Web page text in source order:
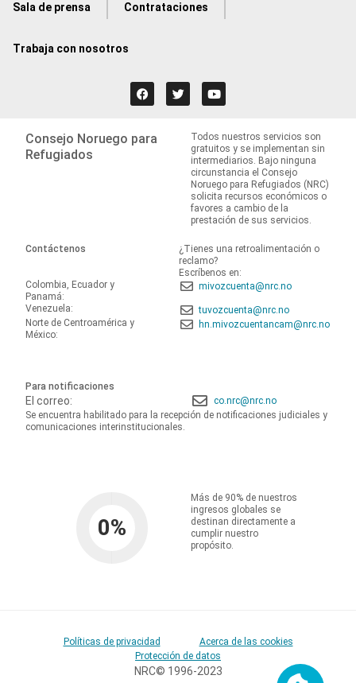
Sala de prensa Contrataciones
Trabaja con nosotros
Consejo Noruego para
Refugiados
Todos nuestros servicios son
gratuitos y se implementan sin
intermediarios. Bajo ninguna
circunstancia el Consejo
Noruego para Refugiados (NRC)
solicita recursos económicos o
favores a cambio de la
prestación de sus servicios.
Contáctenos
¿Tienes una retroalimentación o
reclamo?
Escríbenos en:
Colombia, Ecuador y
Panamá:
mivozcuenta@nrc.no
Venezuela:
tuvozcuenta@nrc.no
Norte de Centroamérica y
México:
hn.mivozcuentancam@nrc.no
Para notificaciones
El correo:
co.nrc@nrc.no
Se encuentra habilitado para la recepción de notificaciones judiciales y
comunicaciones interinstitucionales.
0%
Más de 90% de nuestros
ingresos globales se
destinan directamente a
cumplir nuestro
propósito.
Políticas de privacidad
Acerca de las cookies
Protección de datos
NRC© 1996-2023